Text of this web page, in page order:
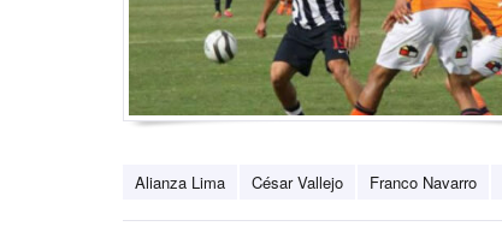
Alianza Lima César Vallejo Franco Navarro